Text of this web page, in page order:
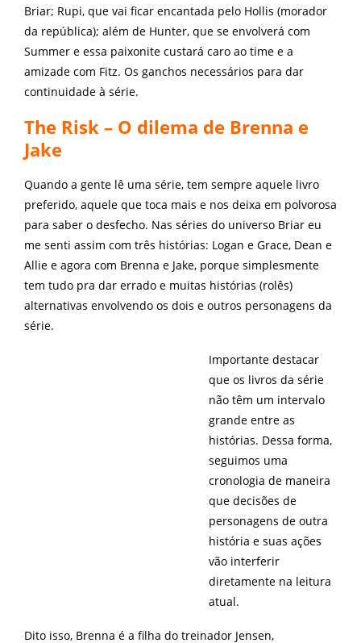
Briar; Rupi, que vai ficar encantada pelo Hollis (morador
da república); além de Hunter, que se envolverá com
Summer e essa paixonite custará caro ao time e a
amizade com Fitz. Os ganchos necessários para dar
continuidade à série.
The Risk – O dilema de Brenna e
Jake
Quando a gente lê uma série, tem sempre aquele livro
preferido, aquele que toca mais e nos deixa em polvorosa
para saber o desfecho. Nas séries do universo Briar eu
me senti assim com três histórias: Logan e Grace, Dean e
Allie e agora com Brenna e Jake, porque simplesmente
tem tudo pra dar errado e muitas histórias (rolês)
alternativas envolvendo os dois e outros personagens da
série.
Importante destacar
que os livros da série
não têm um intervalo
grande entre as
histórias. Dessa forma,
seguimos uma
cronologia de maneira
que decisões de
personagens de outra
história e suas ações
vão interferir
diretamente na leitura
atual.
Dito isso, Brenna é a filha do treinador Jensen,